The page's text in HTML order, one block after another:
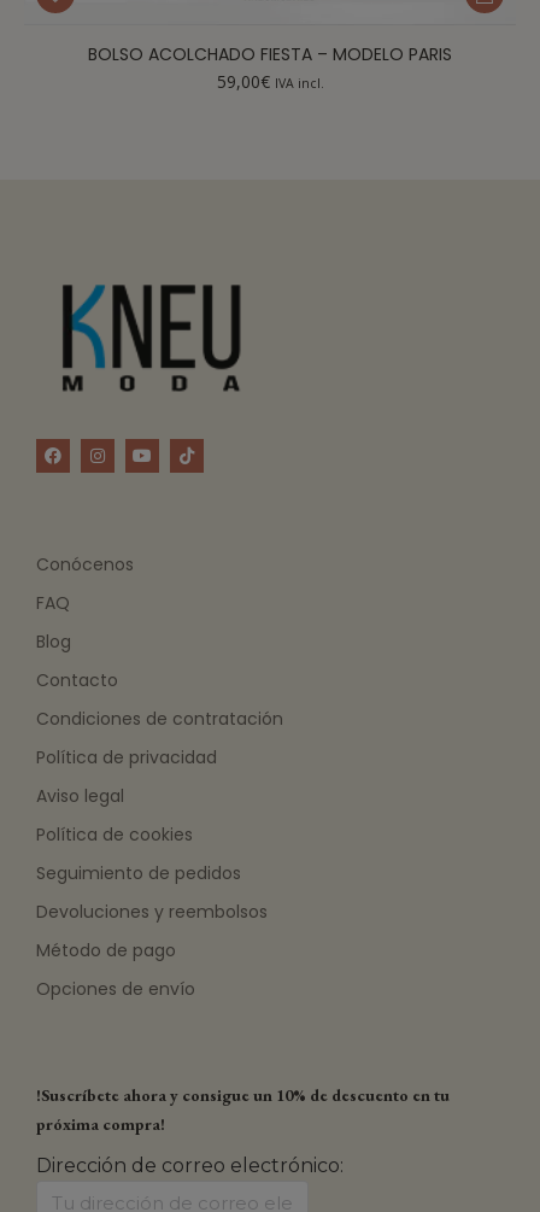
BOLSO ACOLCHADO FIESTA – MODELO PARIS
59,00€ IVA incl.
Conócenos
FAQ
Blog
Contacto
Condiciones de contratación
Política de privacidad
Aviso legal
Política de cookies
Seguimiento de pedidos
Devoluciones y reembolsos
Método de pago
Opciones de envío
!Suscríbete ahora y consigue un 10% de descuento en tu
próxima compra!
Dirección de correo electrónico: